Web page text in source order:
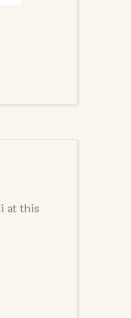
at this